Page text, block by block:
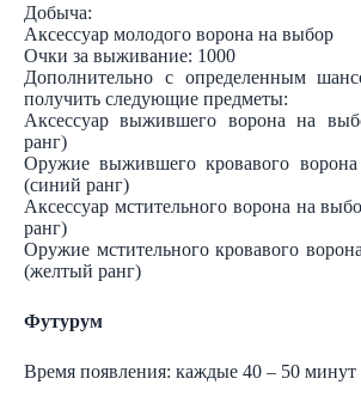
Добыча:
Аксессуар молодого ворона на выбор
Очки за выживание: 1000
Дополнительно с определенным
получить следующие предметы:
Аксессуар выжившего ворона на
ранг)
Оружие выжившего кровавого
(синий ранг)
Аксессуар мстительного ворона на
ранг)
Оружие мстительного кровавого
(желтый ранг)
Футурум
Время появления: каждые 40 – 50 минут